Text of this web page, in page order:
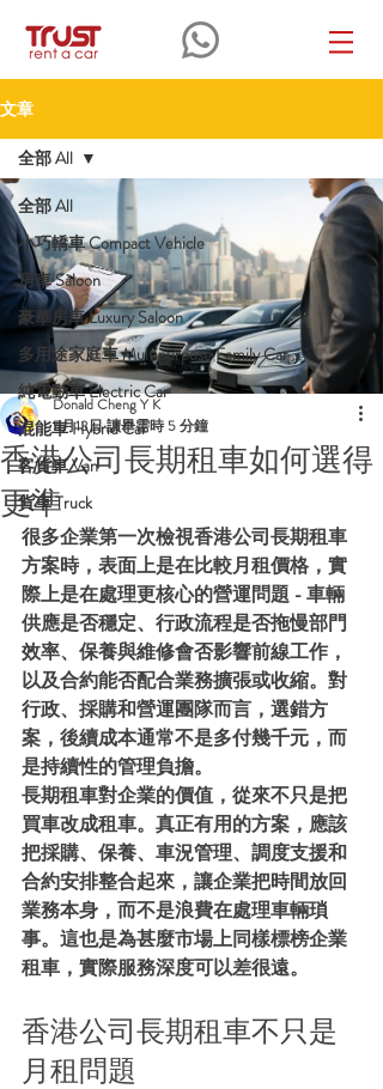
文章
全部 All
小巧轎車 Compact Vehicle
房車 Saloon
豪華房車 Luxury Saloon
多用途家庭車 Multipurpose Family Car
純電動車 Electric Car
混能車 Hybrid Car
客貨車 Van
貨車 Truck
全部 All
香港公司長期租車如何選得
更準
Donald Cheng Y K
5月13日讀畢需時 5 分鐘
很多企業第一次檢視香港公司長期租車
方案時，表面上是在比較月租價格，實
際上是在處理更核心的營運問題 - 車輛
供應是否穩定、行政流程是否拖慢部門
效率、保養與維修會否影響前線工作，
以及合約能否配合業務擴張或收縮。對
行政、採購和營運團隊而言，選錯方
案，後續成本通常不是多付幾千元，而
是持續性的管理負擔。
長期租車對企業的價值，從來不只是把
買車改成租車。真正有用的方案，應該
把採購、保養、車況管理、調度支援和
合約安排整合起來，讓企業把時間放回
業務本身，而不是浪費在處理車輛瑣
事。這也是為甚麼市場上同樣標榜企業
租車，實際服務深度可以差很遠。
香港公司長期租車不只是
月租問題